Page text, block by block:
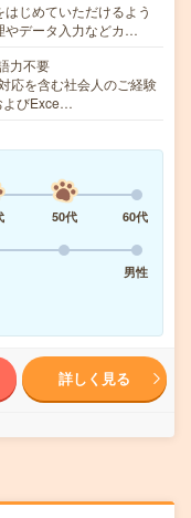
じめていただけるよう
やデータ入力などカ…
力不要
応を含む社会人のご経験
よびExce…
50代
60代
男性
詳しく見る